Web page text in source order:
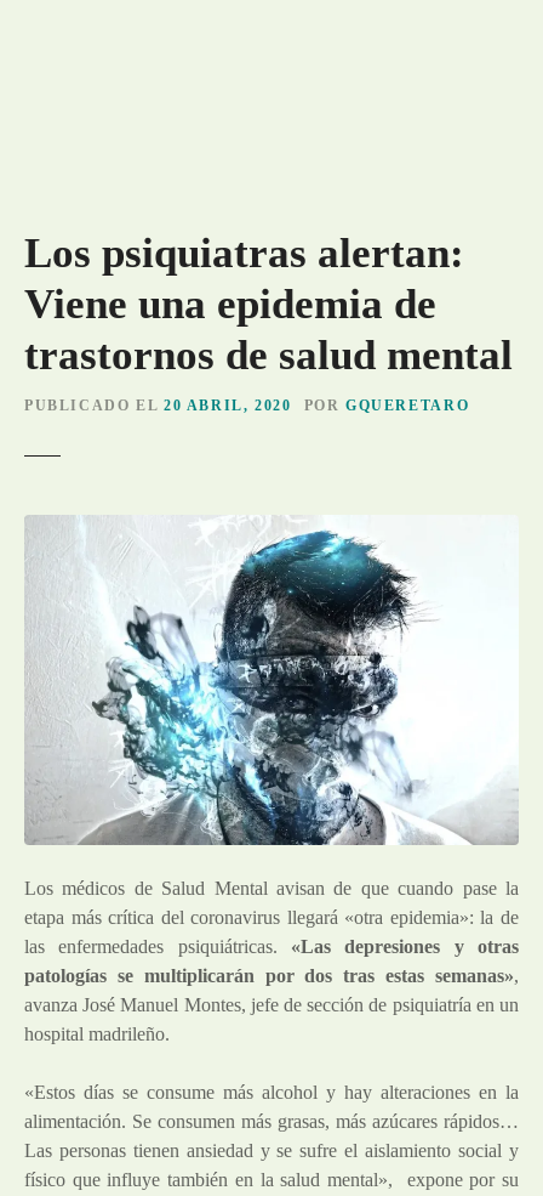
Los psiquiatras alertan:
Viene una epidemia de
trastornos de salud mental
PUBLICADO EL 20 ABRIL, 2020 POR GQUERETARO
Los médicos de Salud Mental avisan de que cuando pase la
etapa más crítica del coronavirus llegará «otra epidemia»: la de
las enfermedades psiquiátricas. «Las depresiones y otras
patologías se multiplicarán por dos tras estas semanas»,
avanza José Manuel Montes, jefe de sección de psiquiatría en un
hospital madrileño.
«Estos días se consume más alcohol y hay alteraciones en la
alimentación. Se consumen más grasas, más azúcares rápidos…
Las personas tienen ansiedad y se sufre el aislamiento social y
físico que influye también en la salud mental», expone por su